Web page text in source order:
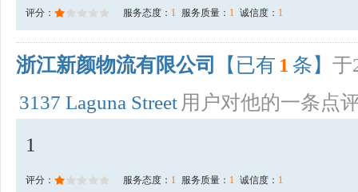
评分： 服务态度： 1 服务质量： 1 诚信度： 1
浙江新颜物流有限公司 【已有 1 条】 于
3137 Laguna Street 用户对他的一条点
1
评分： 服务态度： 1 服务质量： 1 诚信度： 1